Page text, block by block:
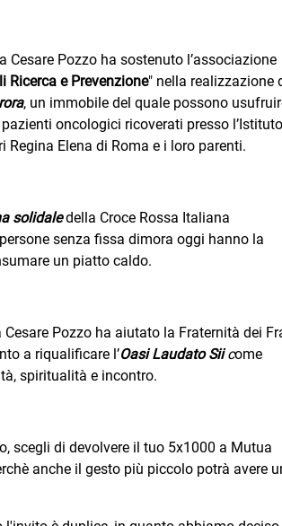
Cesare Pozzo ha sostenuto l’associazione
Ricerca e Prevenzione" nella realizzazione
, un immobile del quale possono
oncologici ricoverati presso l’Istituto
Regina Elena di Roma e i loro parenti.
solidaledella Croce Rossa Italiana
senza fissa dimora oggi hanno la
un piatto caldo.
Pozzo ha aiutato la Fraternità dei
a riqualificare l’Oasi Laudato Siicome
spiritualità e incontro.
scegli di devolvere il tuo 5x1000 a Mutua
anche il gesto più piccolo potrà avere